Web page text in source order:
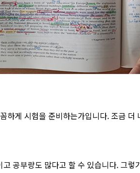
하게 시험을 준비하는가입니다. 조금 더
공부량도 많다고 할 수 있습니다. 그